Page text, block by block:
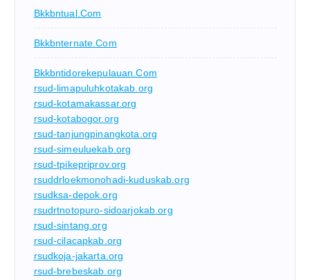
Bkkbntual.com
Bkkbnternate.com
Bkkbntidorekepulauan.com
rsud-limapuluhkotakab.org
rsud-kotamakassar.org
rsud-kotabogor.org
rsud-tanjungpinangkota.org
rsud-simeuluekab.org
rsud-tpikepriprov.org
rsuddrloekmonohadi-kuduskab.org
rsudksa-depok.org
rsudrtnotopuro-sidoarjokab.org
rsud-sintang.org
rsud-cilacapkab.org
rsudkoja-jakarta.org
rsud-brebeskab.org